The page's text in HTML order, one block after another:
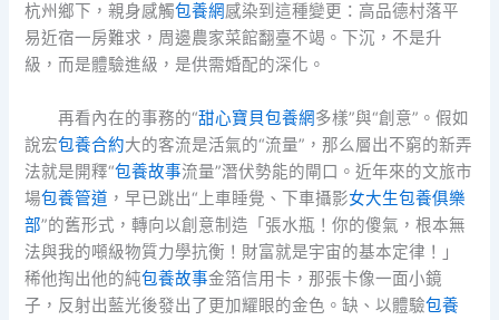
杭州鄉下，親身感觸包養網感染到這種變更：高品德村落平
易近宿一房難求，周邊農家菜館翻臺不竭。下沉，不是升
級，而是體驗進級，是供需婚配的深化。
再看內在的事務的“甜心寶貝包養網多樣”與“創意”。假如
說宏包養合約大的客流是活氣的“流量”，那么層出不窮的新弄
法就是開釋“包養故事流量”潛伏勢能的閘口。近年來的文旅市
場包養管道 ，早已跳出“上車睡覺、下車攝影女大生包養俱樂
部”的舊形式，轉向以創意制造「張水瓶！你的傻氣，根本無
法與我的噸級物質力學抗衡！財富就是宇宙的基本定律！」
稀他掏出他的純包養故事金箔信用卡，那張卡像一面小鏡
子，反射出藍光後發出了更加耀眼的金色。缺、以體驗包養